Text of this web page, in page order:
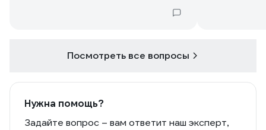
Посмотреть все вопросы
Нужна помощь?
Задайте вопрос – вам ответит наш эксперт,